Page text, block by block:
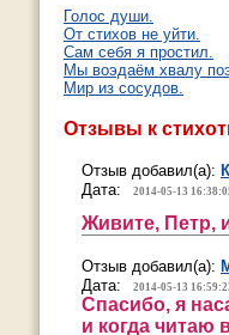
Голос души.
От стихов не уйти.
Сам себя я простил.
Мы воэдаём хвалу
Мир из сосудов.
Отзывы к
Отзыв добавил(а):
Дата:
2014-05-13
Живите, Петр,
Отзыв добавил(а):
Дата:
2014-05-13
Спасибо, я
и когда читаю